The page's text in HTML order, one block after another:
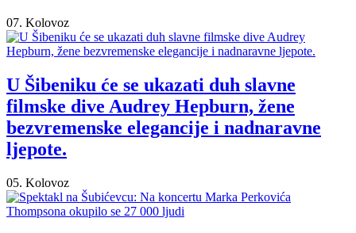
07. Kolovoz
U Šibeniku će se ukazati duh slavne
filmske dive Audrey Hepburn, žene
bezvremenske elegancije i nadnaravne
ljepote.
05. Kolovoz